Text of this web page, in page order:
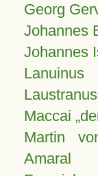
Georg
Johannes
Johannes
Lanuinus
Laustranus
Maccai
Martin
Amaral